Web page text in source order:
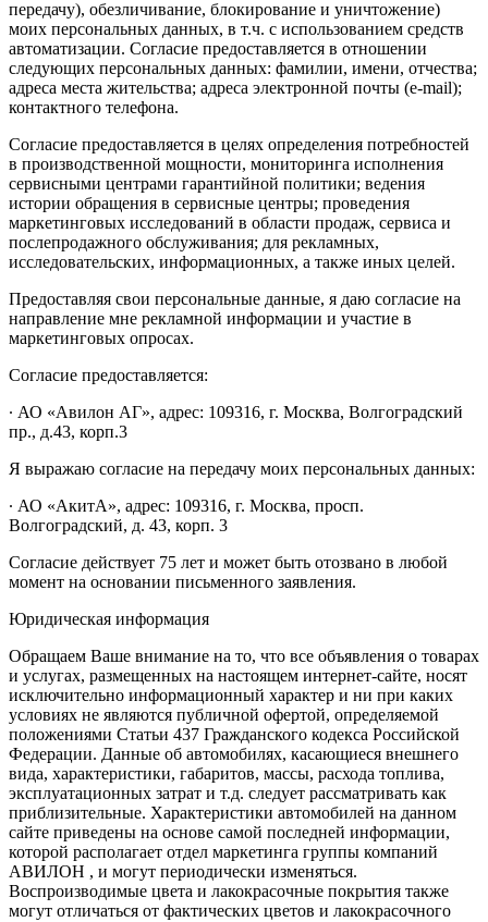
передачу), обезличивание, блокирование и уничтожение)
моих персональных данных, в т.ч. с использованием средств
автоматизации. Согласие предоставляется в отношении
следующих персональных данных: фамилии, имени, отчества;
адреса места жительства; адреса электронной почты (e-mail);
контактного телефона.
Согласие предоставляется в целях определения потребностей
в производственной мощности, мониторинга исполнения
сервисными центрами гарантийной политики; ведения
истории обращения в сервисные центры; проведения
маркетинговых исследований в области продаж, сервиса и
послепродажного обслуживания; для рекламных,
исследовательских, информационных, а также иных целей.
Предоставляя свои персональные данные, я даю согласие на
направление мне рекламной информации и участие в
маркетинговых опросах.
Согласие предоставляется:
∙ АО «Авилон АГ», адрес: 109316, г. Москва, Волгоградский
пр., д.43, корп.3
Я выражаю согласие на передачу моих персональных данных:
∙ АО «АкитА», адрес: 109316, г. Москва, просп.
Волгоградский, д. 43, корп. 3
Согласие действует 75 лет и может быть отозвано в любой
момент на основании письменного заявления.
Юридическая информация
Обращаем Ваше внимание на то, что все объявления о товарах
и услугах, размещенных на настоящем интернет-сайте, носят
исключительно информационный характер и ни при каких
условиях не являются публичной офертой, определяемой
положениями Статьи 437 Гражданского кодекса Российской
Федерации. Данные об автомобилях, касающиеся внешнего
вида, характеристики, габаритов, массы, расхода топлива,
эксплуатационных затрат и т.д. следует рассматривать как
приблизительные. Характеристики автомобилей на данном
сайте приведены на основе самой последней информации,
которой располагает отдел маркетинга группы компаний
АВИЛОН , и могут периодически изменяться.
Воспроизводимые цвета и лакокрасочные покрытия также
могут отличаться от фактических цветов и лакокрасочного